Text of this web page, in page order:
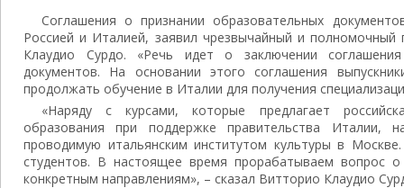
Соглашения о признании образовательных
Россией и Италией, заявил чрезвычайный и
Клаудио Сурдо. «Речь идет о заключении
документов. На основании этого соглашения
продолжать обучение в Италии для получения
«Наряду с курсами, которые предлагает
образования при поддержке правительства Италии,
проводимую итальянским институтом культуры в
студентов. В настоящее время прорабатываем вопрос
конкретным направлениям», – сказал Витторио Клаудио